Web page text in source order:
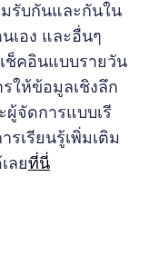
รับกันและกันใน
เอง และอื่นๆ
ช็คอินแบบรายวัน
ให้ข้อมูลเชิงลึก
จัดการแบบเรี
รเรียนรู้เพิ่มเติม
ลยที่นี่